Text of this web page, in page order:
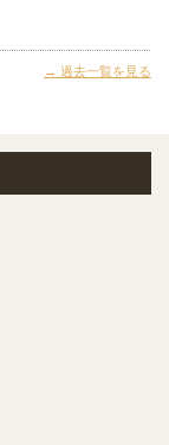
過去一覧を見る